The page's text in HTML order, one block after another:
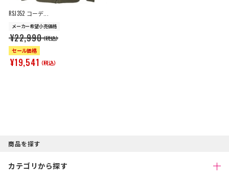
RSJ352 コーデ...
メーカー希望小売価格
¥22,990（税込）
セール価格
¥19,541 （税込）
商品を探す
カテゴリから探す